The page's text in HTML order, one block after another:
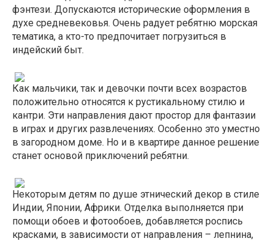
фэнтези. Допускаются исторические оформления в
духе средневековья. Очень радует ребятню морская
тематика, а кто-то предпочитает погрузиться в
индейский быт.
Как мальчики, так и девочки почти всех возрастов
положительно относятся к рустикальному стилю и
кантри. Эти направления дают простор для фантазии
в играх и других развлечениях. Особенно это уместно
в загородном доме. Но и в квартире данное решение
станет основой приключений ребятни.
Некоторым детям по душе этнический декор в стиле
Индии, Японии, Африки. Отделка выполняется при
помощи обоев и фотообоев, добавляется роспись
красками, в зависимости от направления – лепнина,